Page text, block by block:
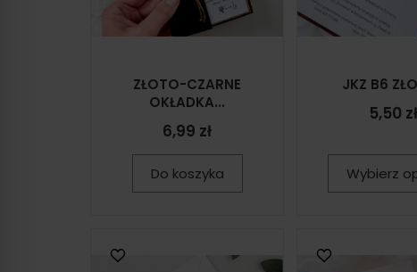
ZŁOTO-CZARNE
OKŁADKA...
6,99 zł
Do koszyka
JKZ B6
5,50 zł
Wybierz